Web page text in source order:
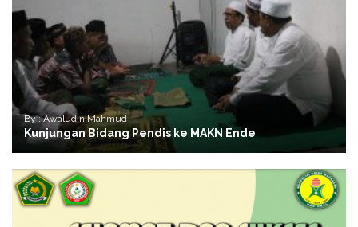
By : Awaludin Mahmud
Kunjungan Bidang Pendis ke MAKN Ende